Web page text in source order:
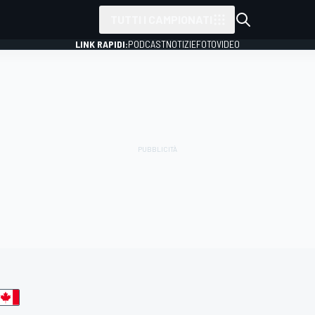
LINK RAPIDI:PODCASTNOTIZIEFOTOVIDEO